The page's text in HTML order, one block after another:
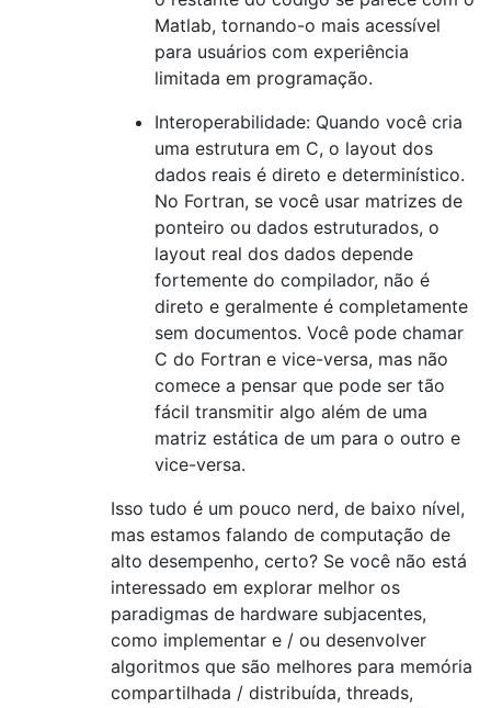
Matlab, tornando-o mais acessível
para usuários com experiência
limitada em programação.
Interoperabilidade: Quando você cria
uma estrutura em C, o layout dos
dados reais é direto e determinístico.
No Fortran, se você usar matrizes de
ponteiro ou dados estruturados, o
layout real dos dados depende
fortemente do compilador, não é
direto e geralmente é completamente
sem documentos. Você pode chamar
C do Fortran e vice-versa, mas não
comece a pensar que pode ser tão
fácil transmitir algo além de uma
matriz estática de um para o outro e
vice-versa.
Isso tudo é um pouco nerd, de baixo nível,
mas estamos falando de computação de
alto desempenho, certo? Se você não está
interessado em explorar melhor os
paradigmas de hardware subjacentes,
como implementar e / ou desenvolver
algoritmos que são melhores para memória
compartilhada / distribuída, threads,